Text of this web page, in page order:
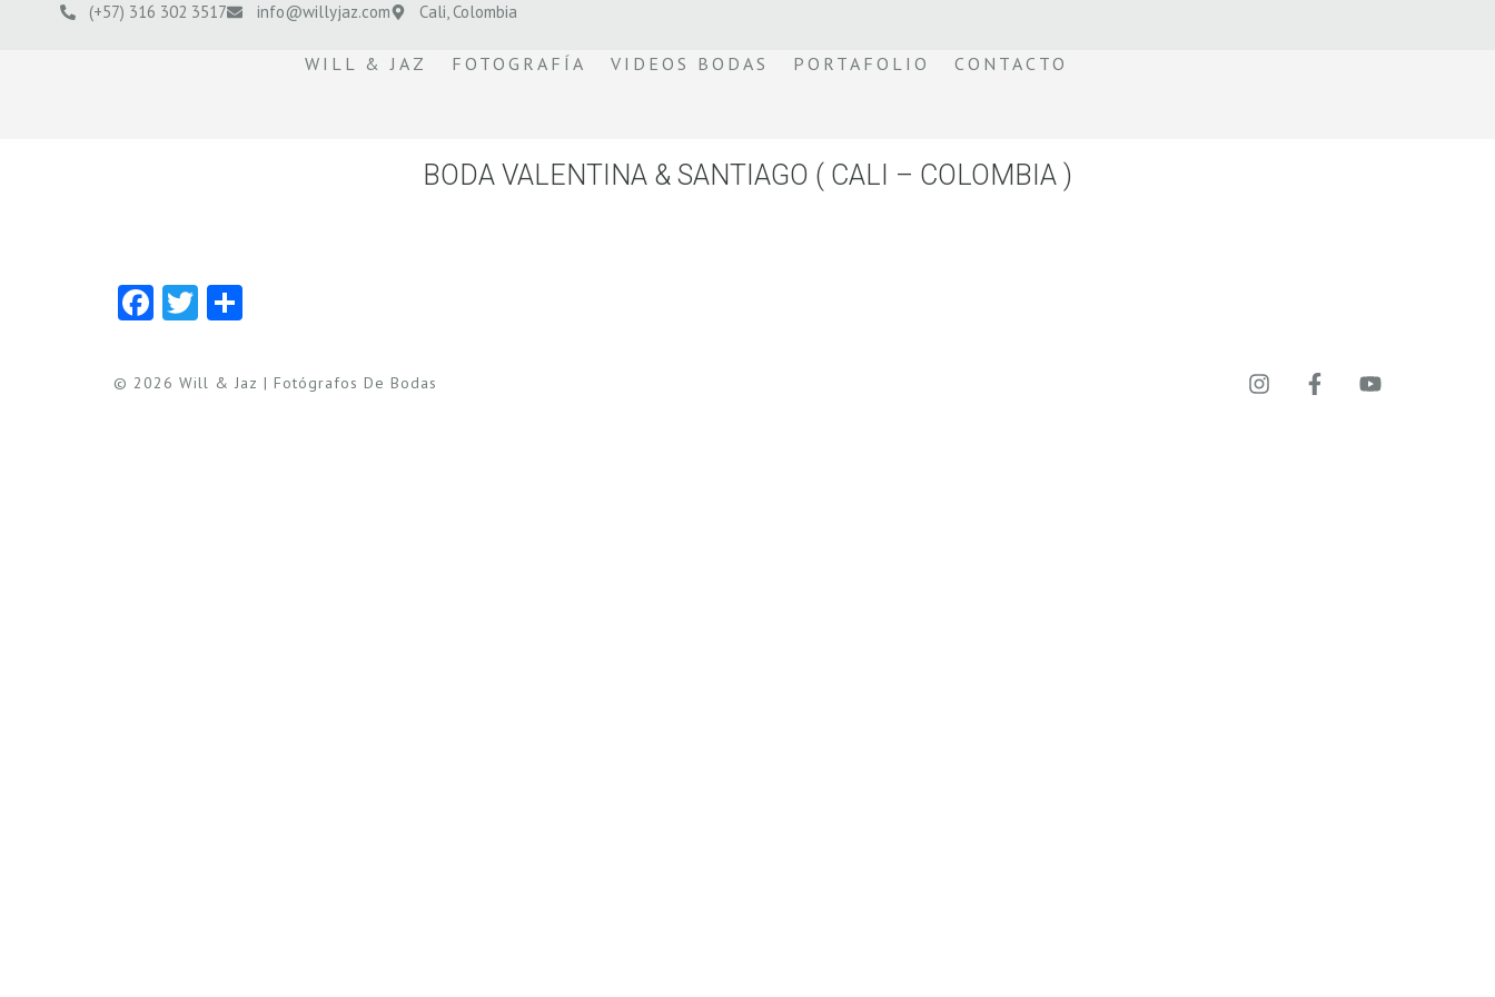
(+57) 316 302 3517 info@willyjaz.com Cali, Colombia
WILL & JAZ FOTOGRAFÍA VIDEOS BODAS PORTAFOLIO CONTACTO
BODA VALENTINA & SANTIAGO ( CALI – COLOMBIA )
Facebook
Twitter
© 2026 Will & Jaz | Fotógrafos De Bodas